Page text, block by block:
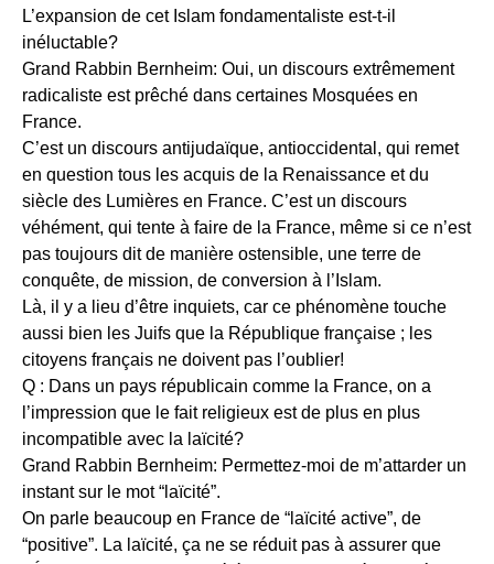
L’expansion de cet Islam fondamentaliste est-t-il
inéluctable?
Grand Rabbin Bernheim: Oui, un discours extrêmement
radicaliste est prêché dans certaines Mosquées en
France.
C’est un discours antijudaïque, antioccidental, qui remet
en question tous les acquis de la Renaissance et du
siècle des Lumières en France. C’est un discours
véhément, qui tente à faire de la France, même si ce n’est
pas toujours dit de manière ostensible, une terre de
conquête, de mission, de conversion à l’Islam.
Là, il y a lieu d’être inquiets, car ce phénomène touche
aussi bien les Juifs que la République française ; les
citoyens français ne doivent pas l’oublier!
Q : Dans un pays républicain comme la France, on a
l’impression que le fait religieux est de plus en plus
incompatible avec la laïcité?
Grand Rabbin Bernheim: Permettez-moi de m’attarder un
instant sur le mot “laïcité”.
On parle beaucoup en France de “laïcité active”, de
“positive”. La laïcité, ça ne se réduit pas à assurer que